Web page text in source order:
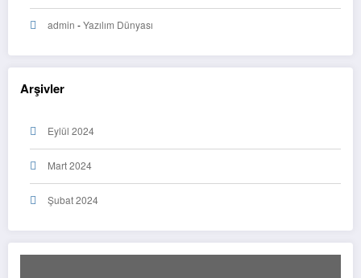
admin -Yazılım Dünyası
Arşivler
Eylül 2024
Mart 2024
Şubat 2024